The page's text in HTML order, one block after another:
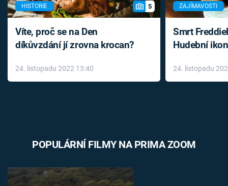
HISTORIE 5
Víte, proč se na Den
díkůvzdání jí zrovna krocan?
24. listopadu 2022 13:40
ZAJÍMAVOSTI
Smrt
Hudební
léky
24. listopadu
POPULÁRNÍ FILMY NA PRIMA ZOOM